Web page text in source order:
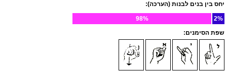
יחס בין בנים לבנות (הערכה):
2%
98%
שפת הסימנים: